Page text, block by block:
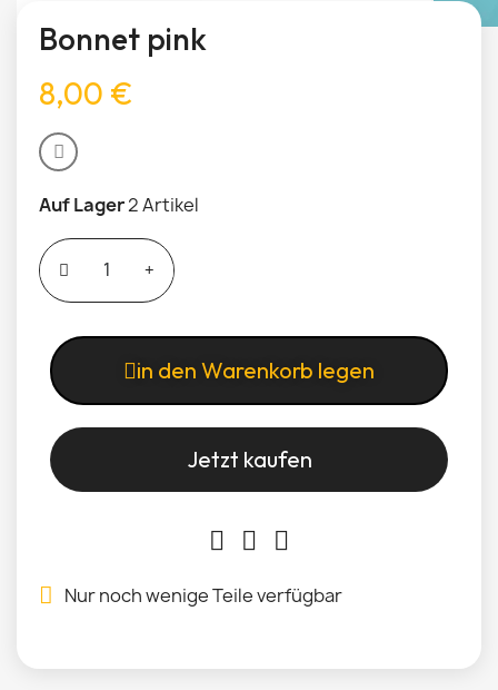
Bonnet pink
8,00 €
Auf Lager2 Artikel
in den Warenkorb legen
Jetzt kaufen
Nur noch wenige Teile verfügbar